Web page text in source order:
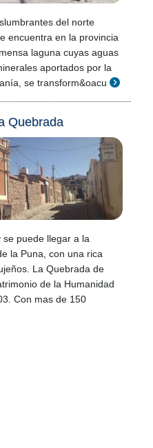
del norte
encuentra en la provincia
laguna cuyas aguas
aportados por la
se transform&oacu
Quebrada
se puede llegar a la
la Puna, con una rica
La Quebrada de
de la Humanidad
Con mas de 150